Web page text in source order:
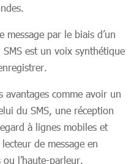
par le biais d’un
est un voix synthétique
avantages comme avoir un
du SMS, une réception
à lignes mobiles et
de message en
l’haute-parleur.